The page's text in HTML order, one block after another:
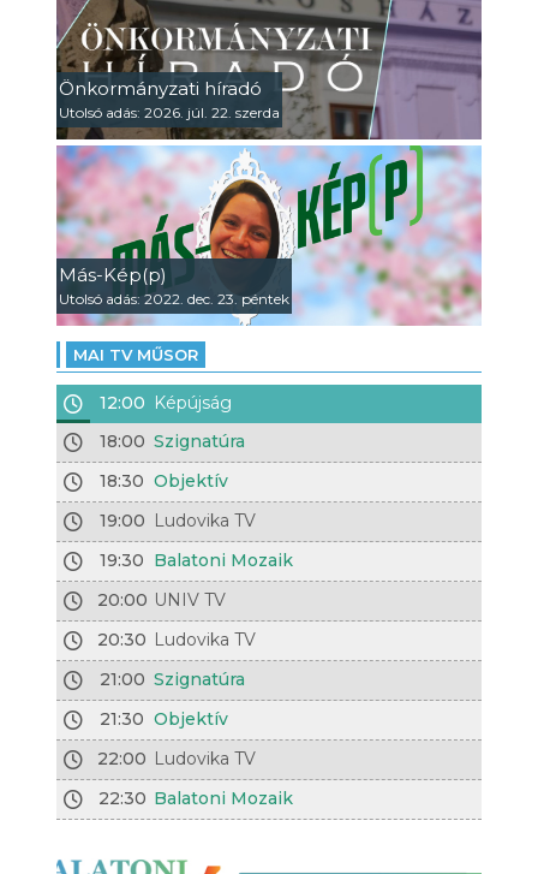
Önkormányzati híradó
Utolsó adás: 2026. júl. 22. szerda
Más-Kép(p)
Utolsó adás: 2022. dec. 23. péntek
MAI TV MŰSOR
12:00 Képújság
18:00 Szignatúra
18:30 Objektív
19:00 Ludovika TV
19:30 Balatoni Mozaik
20:00 UNIV TV
20:30 Ludovika TV
21:00 Szignatúra
21:30 Objektív
22:00 Ludovika TV
22:30 Balatoni Mozaik